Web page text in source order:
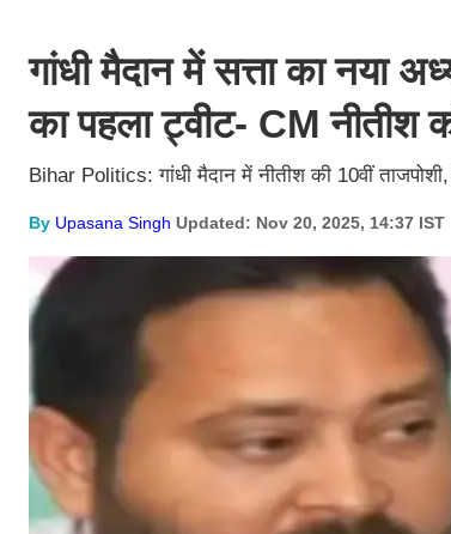
गांधी मैदान में सत्ता का नया
का पहला ट्वीट- CM नीतीश
Bihar Politics: गांधी मैदान में नीतीश की 10वीं
By Upasana Singh Updated: Nov 20, 2025, 14:37 IST